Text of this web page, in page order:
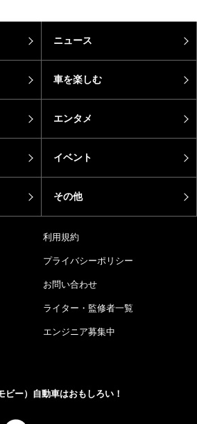
ニュース
車を楽しむ
エンタメ
イベント
その他
利用規約
プライバシーポリシー
お問い合わせ
ライター・監修者一覧
エンジニア募集中
ビー）自動車はおもしろい！